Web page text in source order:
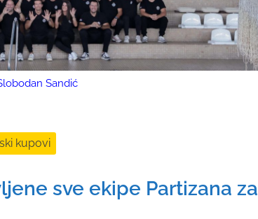
Sandić
kupovi
sve ekipe Partizana za